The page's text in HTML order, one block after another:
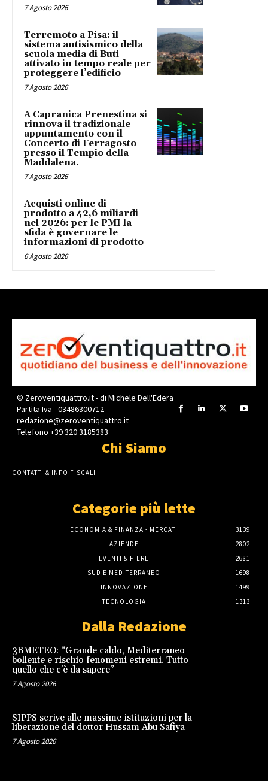
7 Agosto 2026
Terremoto a Pisa: il
sistema antisismico della
scuola media di Buti
attivato in tempo reale per
proteggere l’edificio
7 Agosto 2026
A Capranica Prenestina si
rinnova il tradizionale
appuntamento con il
Concerto di Ferragosto
presso il Tempio della
Maddalena.
7 Agosto 2026
Acquisti online di
prodotto a 42,6 miliardi
nel 2026: per le PMI la
sfida è governare le
informazioni di prodotto
6 Agosto 2026
© Zeroventiquattro.it - di Michele Dell'Edera
Partita Iva - 03486300712
redazione@zeroventiquattro.it
Telefono +39 320 3185383
Chi Siamo
CONTATTI & INFO FISCALI
Categorie più lette
ECONOMIA & FINANZA - MERCATI
3139
AZIENDE
2802
EVENTI & FIERE
2681
SUD E MEDITERRANEO
1698
INNOVAZIONE
1499
TECNOLOGIA
1313
Dalla Redazione
3BMETEO: “Grande caldo, Mediterraneo
bollente e rischio fenomeni estremi. Tutto
quello che c’è da sapere”
7 Agosto 2026
SIPPS scrive alle massime istituzioni per la
liberazione del dottor Hussam Abu Safiya
7 Agosto 2026